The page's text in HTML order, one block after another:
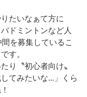
たいなぁて方に
ドミントンなど人
を募集しているこ
す。
り〝初心者向け〟
てみたいな...」くら